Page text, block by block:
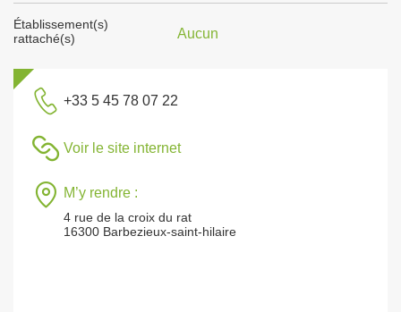
Établissement(s)
rattaché(s)
Aucun
+33 5 45 78 07 22
Voir le site internet
M’y rendre :
4 rue de la croix du rat
16300 Barbezieux-saint-hilaire